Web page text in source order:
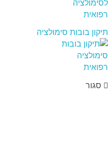
תיקון בובות סימולציה
סגור